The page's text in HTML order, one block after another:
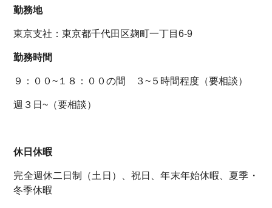
勤務地
東京支社：東京都千代田区麹町一丁目6-9
勤務時間
９：００~１８：００の間 ３~５時間程度（要相談）
週３日~（要相談）
休日休暇
完全週休二日制（土日）、祝日、年末年始休暇、夏季・
冬季休暇